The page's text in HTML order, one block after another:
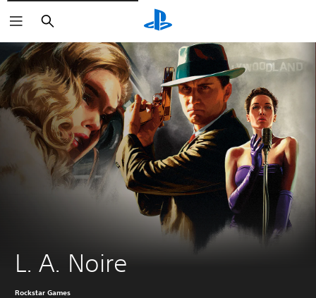
Arama
L. A. Noire
Rockstar Games